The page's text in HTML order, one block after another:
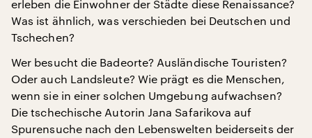
erleben die Einwohner der Städte diese Renaissance?
Was ist ähnlich, was verschieden bei Deutschen und
Tschechen?
Wer besucht die Badeorte? Ausländische Touristen?
Oder auch Landsleute? Wie prägt es die Menschen,
wenn sie in einer solchen Umgebung aufwachsen?
Die tschechische Autorin Jana Safarikova auf
Spurensuche nach den Lebenswelten beiderseits der